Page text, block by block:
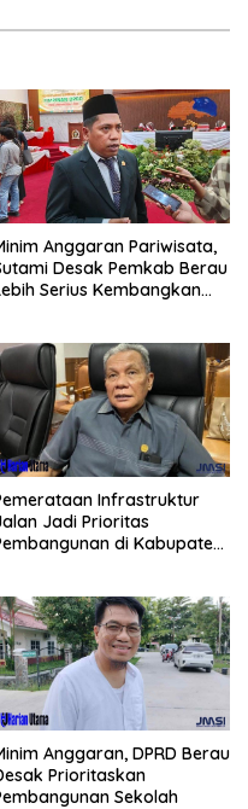
Anggaran Pariwisata,
Desak Pemkab Berau
Serius Kembangkan
Infrastruktur
Jadi Prioritas
di Kabupaten
Anggaran, DPRD Berau
Prioritaskan
Sekolah